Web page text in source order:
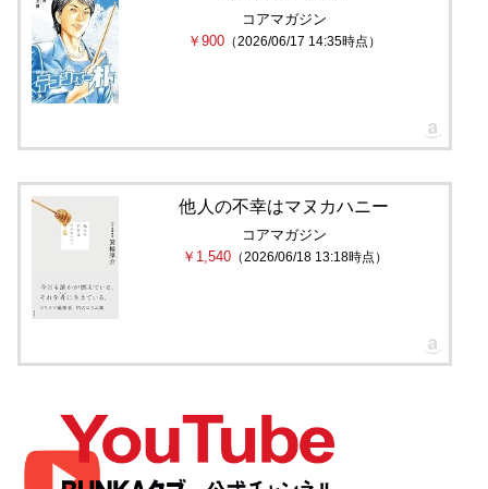
コアマガジン
￥900 （2026/06/17 14:35時点）
他人の不幸はマヌカハニー
コアマガジン
￥1,540（2026/06/18 13:18時点）